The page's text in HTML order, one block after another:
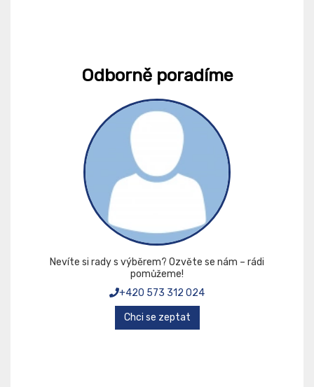
Odborně poradíme
Nevíte si rady s výběrem? Ozvěte se nám – rádi
pomůžeme!
+420 573 312 024
Chci se zeptat